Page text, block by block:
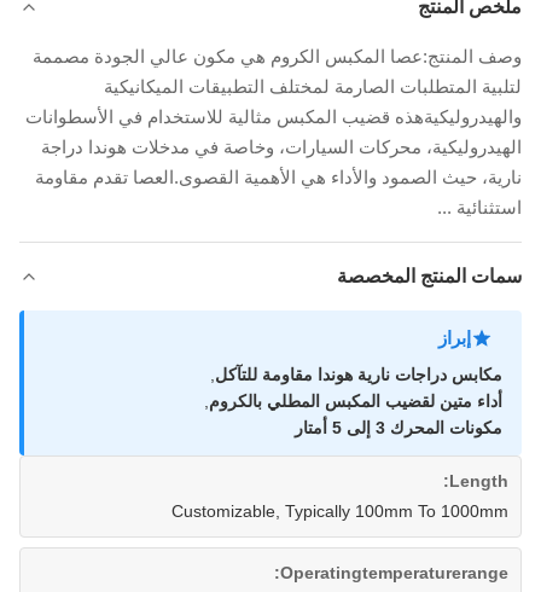
ملخص المنتج
وصف المنتج:عصا المكبس الكروم هي مكون عالي الجودة مصممة
لتلبية المتطلبات الصارمة لمختلف التطبيقات الميكانيكية
والهيدروليكيةهذه قضيب المكبس مثالية للاستخدام في الأسطوانات
الهيدروليكية، محركات السيارات، وخاصة في مدخلات هوندا دراجة
نارية، حيث الصمود والأداء هي الأهمية القصوى.العصا تقدم مقاومة
استثنائية ...
سمات المنتج المخصصة
إبراز
مكابس دراجات نارية هوندا مقاومة للتآكل
أداء متين لقضيب المكبس المطلي بالكروم
مكونات المحرك 3 إلى 5 أمتار
Length:
Customizable, Typically 100mm To 1000mm
Operatingtemperaturerange: